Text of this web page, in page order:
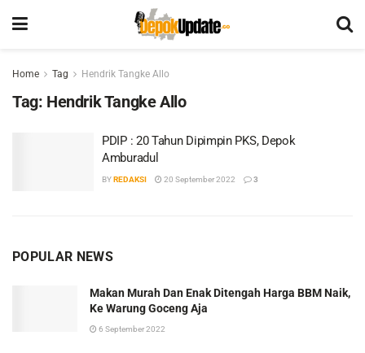
Home Tag Hendrik Tangke Allo
Tag: Hendrik Tangke Allo
PDIP : 20 Tahun Dipimpin PKS, Depok
Amburadul
BYREDAKSI 20 September 2022 3
POPULAR NEWS
Makan Murah Dan Enak Ditengah Harga BBM Naik,
Ke Warung Goceng Aja
6 September 2022